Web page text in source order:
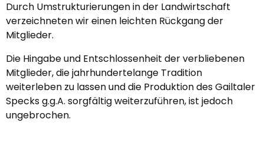
Durch Umstrukturierungen in der Landwirtschaft
verzeichneten wir einen leichten Rückgang der
Mitglieder.
Die Hingabe und Entschlossenheit der verbliebenen
Mitglieder, die jahrhundertelange Tradition
weiterleben zu lassen und die Produktion des Gailtaler
Specks g.g.A. sorgfältig weiterzuführen, ist jedoch
ungebrochen.